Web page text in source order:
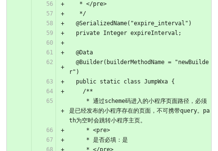
   * </pre>
   */
  @SerializedName("expire_interval")
  private Integer expireInterval;
  @Data
r")
  public static class JumpWxa {
    /**
是已经发布的小程序存在的页面，不可携带query。pa
th为空时会跳转小程序主页。
     * <pre>
     * 是否必填：是